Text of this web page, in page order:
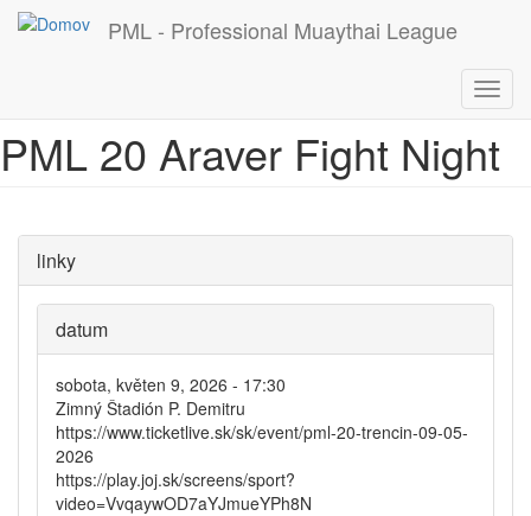
PML - Professional Muaythai League
PML 20 Araver Fight Night
linky
datum
sobota, květen 9, 2026 - 17:30
Zimný Štadión P. Demitru
https://www.ticketlive.sk/sk/event/pml-20-trencin-09-05-
2026
https://play.joj.sk/screens/sport?
video=VvqaywOD7aYJmueYPh8N